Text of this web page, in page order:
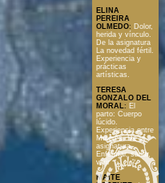
ELINA
PEREIRA
OLMEDO: Dolor,
herida y vínculo.
De la asignatura
La novedad fértil.
Experiencia y
prácticas
artísticas.
TERESA
GONZALO DEL
MORAL : El
parto: Cuerpo
lúcido.
Experiencia entre
Mujeres. De la
asignatura
Enfermar, sanar,
vivir
MAITE